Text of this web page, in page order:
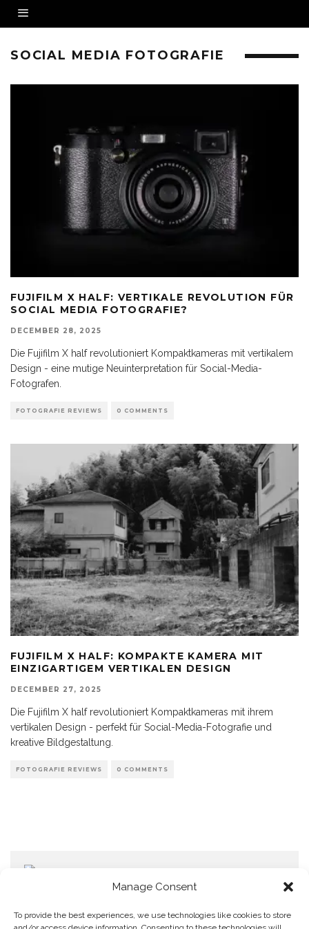
Manage Consent
To provide the best experiences, we use technologies like cookies to store
SOCIAL MEDIA FOTOGRAFIE
FUJIFILM X HALF: VERTIKALE REVOLUTION FÜR
SOCIAL MEDIA FOTOGRAFIE?
DECEMBER 28, 2025
Die Fujifilm X half revolutioniert Kompaktkameras mit vertikalem
Design - eine mutige Neuinterpretation für Social-Media-
Fotografen.
FOTOGRAFIE REVIEWS 0 COMMENTS
FUJIFILM X HALF: KOMPAKTE KAMERA MIT
EINZIGARTIGEM VERTIKALEN DESIGN
DECEMBER 27, 2025
Die Fujifilm X half revolutioniert Kompaktkameras mit ihrem
vertikalen Design - perfekt für Social-Media-Fotografie und
kreative Bildgestaltung.
FOTOGRAFIE REVIEWS 0 COMMENTS